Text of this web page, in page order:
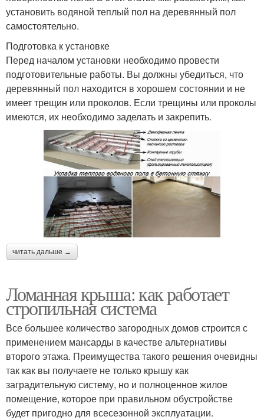
установить водяной теплый пол на деревянный пол
самостоятельно.
Подготовка к установке
Перед началом установки необходимо провести
подготовительные работы. Вы должны убедиться, что
деревянный пол находится в хорошем состоянии и не
имеет трещин или проколов. Если трещины или проколы
имеются, их необходимо заделать и закрепить.
читать дальше →
Ломанная крыша: как работает
стропильная система
Все большее количество загородных домов строится с
применением мансарды в качестве альтернативы
второго этажа. Преимущества такого решения очевидны
так как вы получаете не только крышу как
заградительную систему, но и полноценное жилое
помещение, которое при правильном обустройстве
будет пригодно для всесезонной эксплуатации.